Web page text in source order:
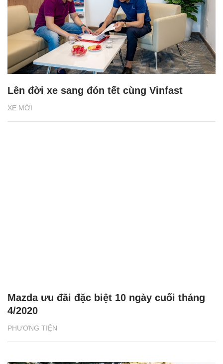
XE MỚI
Lên đời xe sang đón tết cùng Vinfast
PHƯƠNG TIỆN
Mazda ưu đãi đặc biệt 10 ngày cuối tháng
4/2020